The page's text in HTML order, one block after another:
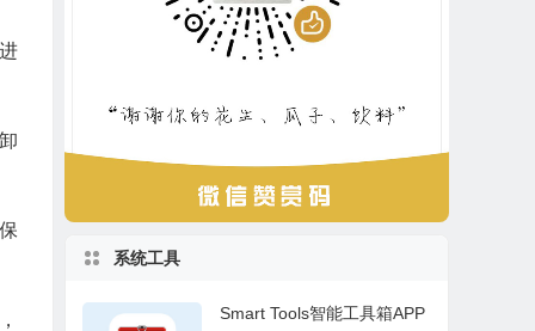
系统工具
Smart Tools智能工具箱APP